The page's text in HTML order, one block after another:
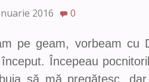
2016 0
pe geam, vorbeam cu
Începeau
să mă pregătesc,